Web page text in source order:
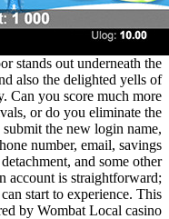
floor stands out
and also the delighted
sky. Can you score
rivals, or do you
should submit the new
phone number, email,
and detachment, and
for an account is
you can start to
offered by Wombat Local